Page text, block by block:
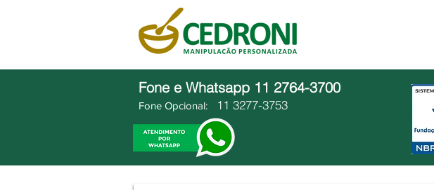
Fone e Whatsapp 11 2764-3700
Fone Opcional: 11 3277-3753